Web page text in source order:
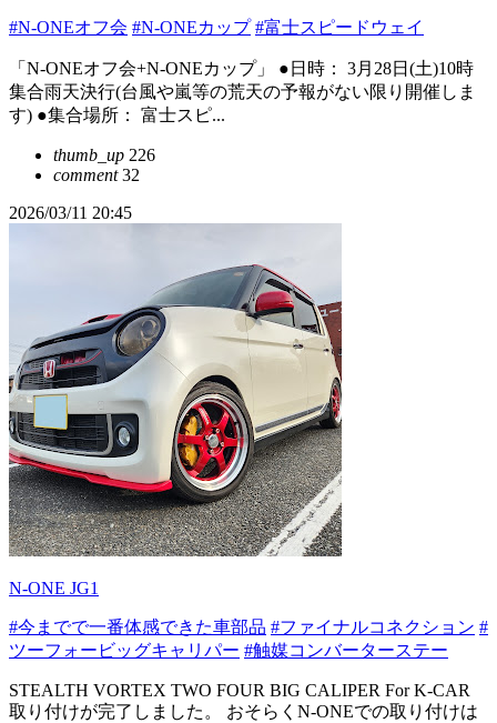
#N-ONEオフ会 #N-ONEカップ #富士スピードウェイ
「N-ONEオフ会+N-ONEカップ」 ●日時： 3月28日(土)10時
集合雨天決行(台風や嵐等の荒天の予報がない限り開催しま
す) ●集合場所： 富士スピ...
thumb_up 226
comment32
2026/03/11 20:45
N-ONE JG1
#今までで一番体感できた車部品 #ファイナルコネクション #
ツーフォービッグキャリパー #触媒コンバーターステー
STEALTH VORTEX TWO FOUR BIG CALIPER For K-CAR
取り付けが完了しました。 おそらくN-ONEでの取り付けは